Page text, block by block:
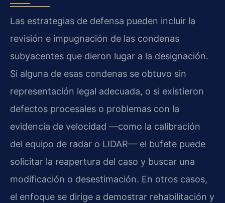
Las estrategias de defensa pueden incluir la
revisión e impugnación de las condenas
subyacentes que dieron lugar a la designación.
Si alguna de esas condenas se obtuvo sin
representación legal adecuada, o si existieron
defectos procesales o problemas con la
evidencia de velocidad —como la calibración
del equipo de radar o LIDAR— el bufete puede
solicitar la reapertura del caso y buscar una
modificación o desestimación. En otros casos,
el enfoque se dirige a demostrar rehabilitación y